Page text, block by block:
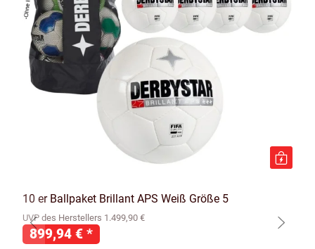
10 er Ballpaket Brillant APS Weiß Größe 5
UVP des Herstellers 1.499,90 €
899,94 € *